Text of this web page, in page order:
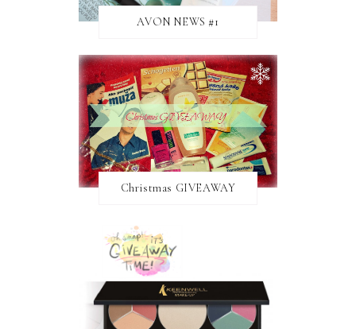
AVON NEWS #1
Christmas GIVEAWAY